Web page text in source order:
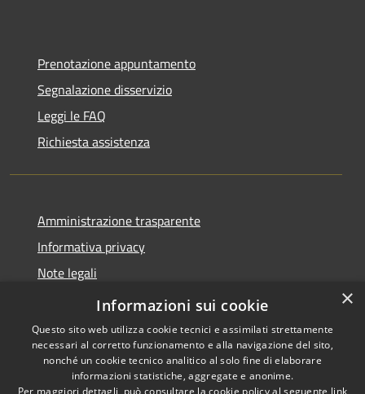
Prenotazione appuntamento
Segnalazione disservizio
Leggi le FAQ
Richiesta assistenza
Amministrazione trasparente
Informativa privacy
Note legali
Dichiarazione di accessibilità
Copyright © 2026 • Comune di
×
Informazioni sui cookie
Questo sito web utilizza cookie tecnici e assimilati strettamente
necessari al corretto funzionamento e alla navigazione del sito,
nonché un cookie tecnico analitico al solo fine di elaborare
informazioni statistiche, aggregate e anonime.
Per maggiori dettagli, può consultare la cookie policy al seguente link